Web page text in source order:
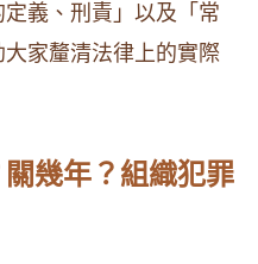
定義、刑責」以及「常
家釐清法律上的實際
幾年？組織犯罪